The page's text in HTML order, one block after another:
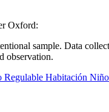
Oxford:
sample. Data
observation.
Habitación